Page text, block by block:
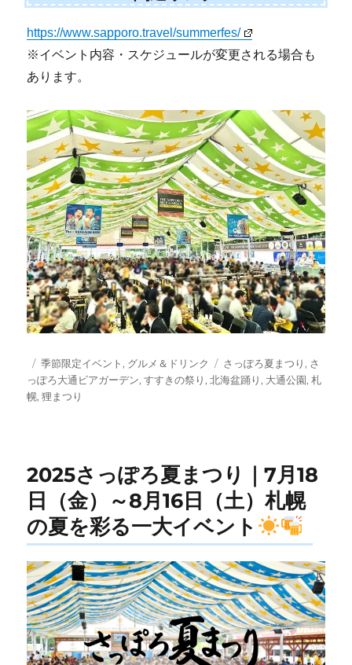
https://www.sapporo.travel/summerfes/
※イベント内容・スケジュールが変更される場合も
あります。
投
稿
日:
カ
テ
ゴ
季節限定イベント, グルメ＆ドリンク
タ
グ
さっぽろ夏まつり, さ
っぽろ大通ビアガーデン,すすきの祭り,北海盆踊り, 大通公園,札
幌,狸まつり
2025さっぽろ夏まつり｜7月18
日（金）～8月16日（土）札幌
の夏を彩る一大イベント